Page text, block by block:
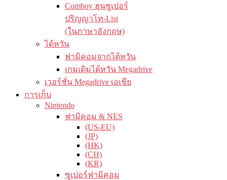
Comboy ฮุนซูเปอร์
ปริญญาโท-List
(ในภาษาอังกฤษ)
ไต้หวัน
ฟามิคอมจากไต้หวัน
เกมเดิมไต้หวัน Megadrive
เวอร์ชั่น Megadrive เอเชีย
การเก็บ
Nintendo
ฟามิคอม & NES
(US-EU)
(JP)
(HK)
(CH)
(KR)
ซูเปอร์ฟามิคอม